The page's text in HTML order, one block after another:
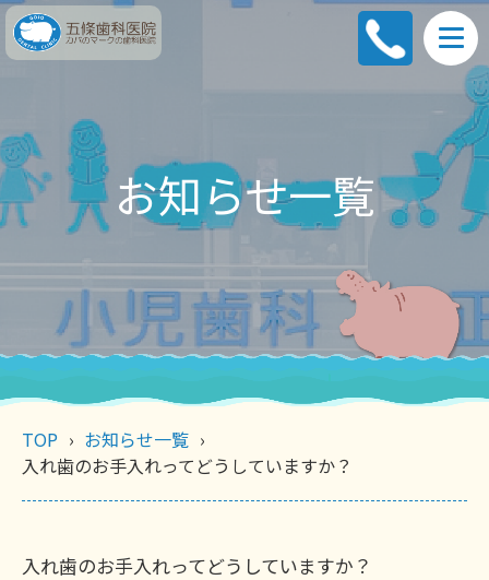
お知らせ一覧
TOP
お知らせ一覧
入れ歯のお手入れってどうしていますか？
入れ歯のお手入れってどうしていますか？